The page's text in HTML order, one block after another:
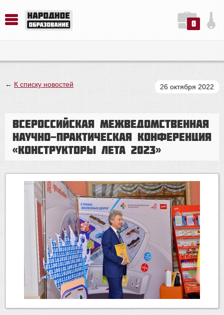
0
← К списку новостей 26 октября 2022
Всероссийская межведомственная
научно-практическая конференция
«Конструкторы лета 2023»